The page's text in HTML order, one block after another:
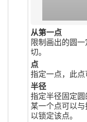
从第一点
限制画出的圆
切。
点
指定一点，此点
半径
指定半径固定
某一个点可以
以锁定该点。